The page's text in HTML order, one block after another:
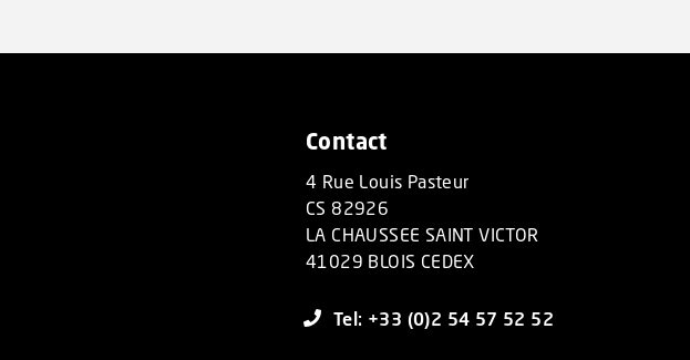
Contact
4 Rue Louis Pasteur
CS 82926
LA CHAUSSEE SAINT VICTOR
41029 BLOIS CEDEX
Tel: +33 (0)2 54 57 52 52